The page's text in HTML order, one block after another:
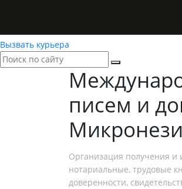
Вызвать курьера
писем и
Организация получения и
нотариальные, трудовые
доверенности,